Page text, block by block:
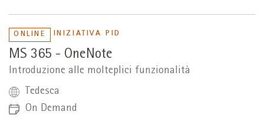
ONLINE INIZIATIVA PID
MS 365 - OneNote
Introduzione alle molteplici funzionalità
Tedesca
On Demand